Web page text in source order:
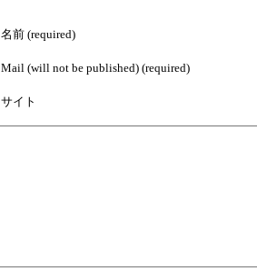
名前 (required)
Mail (will not be published) (required)
サイト